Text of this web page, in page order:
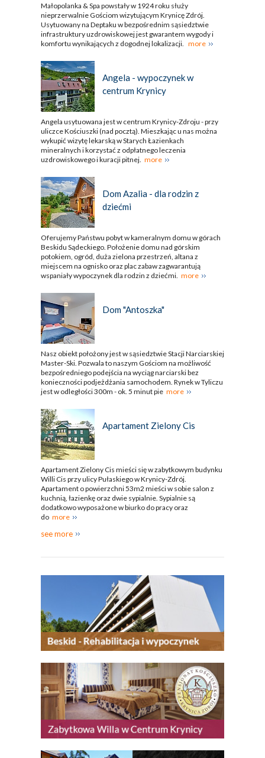
Małopolanka & Spa powstały w 1924 roku służy
nieprzerwalnie Gościom wizytującym Krynicę Zdrój.
Usytuowany na Deptaku w bezpośrednim sąsiedztwie
infrastruktury uzdrowiskowej jest gwarantem wygody i
komfortu wynikających z dogodnej lokalizacji.
more
Angela - wypoczynek w
centrum Krynicy
Angela usytuowana jest w centrum Krynicy-Zdroju - przy
uliczce Kościuszki (nad pocztą). Mieszkając u nas można
wykupić wizytę lekarską w Starych Łazienkach
mineralnych i korzystać z odpłatnego leczenia
uzdrowiskowego i kuracji pitnej. more
Dom Azalia - dla rodzin z
dziećmi
Oferujemy Państwu pobyt w kameralnym domu w górach
Beskidu Sądeckiego. Położenie domu nad górskim
potokiem, ogród, duża zielona przestrzeń, altana z
miejscem na ognisko oraz plac zabaw zagwarantują
wspaniały wypoczynek dla rodzin z dziećmi. more
Dom "Antoszka"
Nasz obiekt położony jest w sąsiedztwie Stacji Narciarskiej
Master-Ski. Pozwala to naszym Gościom na możliwość
bezpośredniego podejścia na wyciąg narciarski bez
konieczności podjeżdżania samochodem. Rynek w Tyliczu
jest w odległości 300m - ok. 5 minut pie more
Apartament Zielony Cis
Apartament Zielony Cis mieści się w zabytkowym budynku
Willi Cis przy ulicy Pułaskiego w Krynicy-Zdrój.
Apartament o powierzchni 53m2 mieści w sobie salon z
kuchnią, łazienkę oraz dwie sypialnie. Sypialnie są
dodatkowo wyposażone w biurko do pracy oraz
do more
see more